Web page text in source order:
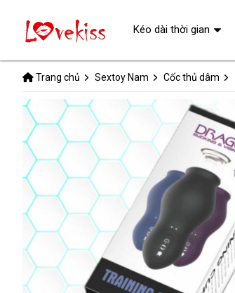
Trang chủ Sextoy Nam Cốc thủ dâm
Kéo dài thời gian